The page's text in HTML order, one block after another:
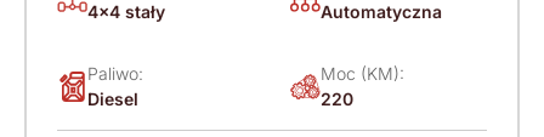
4x4 stały
Automatyczna
Paliwo:
Diesel
Moc (KM):
220